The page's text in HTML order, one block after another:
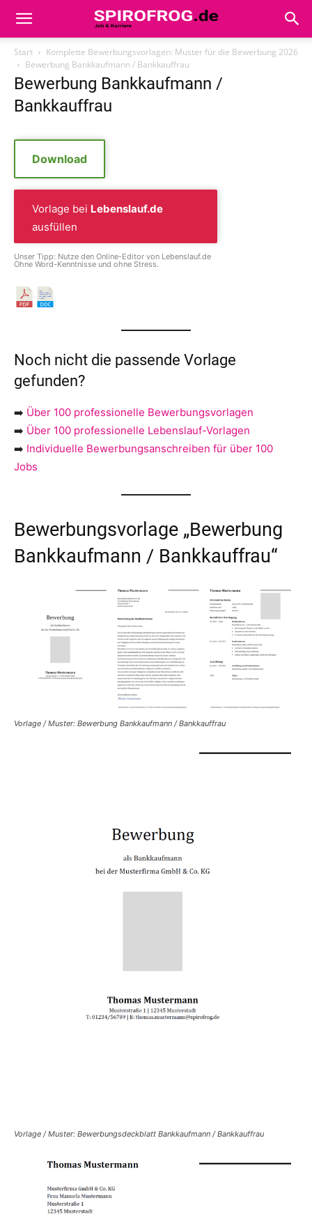
Start
Komplette Bewerbungsvorlagen: Muster für die Bewerbung 2026
Bewerbung Bankkaufmann / Bankkauffrau
Bewerbung Bankkaufmann /
Bankkauffrau
Download
Vorlage bei Lebenslauf.de
ausfüllen
Unser Tipp: Nutze den Online-Editor von Lebenslauf.de
Ohne Word-Kenntnisse und ohne Stress.
Noch nicht die passende Vorlage
gefunden?
➡️ Über 100 professionelle Bewerbungsvorlagen
➡️ Über 100 professionelle Lebenslauf-Vorlagen
➡️ Individuelle Bewerbungsanschreiben für über 100
Jobs
Bewerbungsvorlage „Bewerbung
Bankkaufmann / Bankkauffrau“
Vorlage / Muster: Bewerbung Bankkaufmann / Bankkauffrau
Vorlage / Muster: Bewerbungsdeckblatt Bankkaufmann / Bankkauffrau